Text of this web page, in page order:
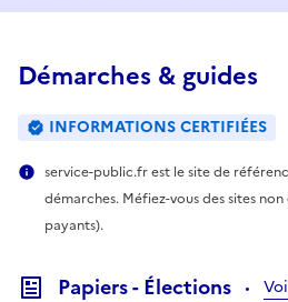
Démarches & guides
INFORMATIONS CERTIFIÉES
service-public.fr est le site de
démarches. Méfiez-vous des sites
payants).
Papiers - Élections